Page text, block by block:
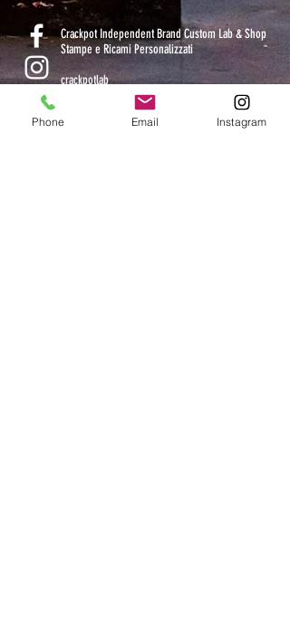
S
Crackpot Independent Brand Custom Lab & Shop
Stampe e Ricami Personalizzati
crackpotlab
Phone Email Instagram